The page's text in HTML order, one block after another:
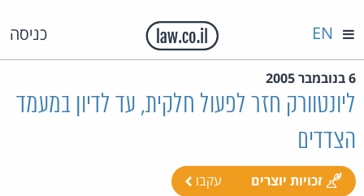
כניסה EN
6 בנובמבר 2005
ליונטוורק חזר לפעול חלקית, עד לדיון במעמד
הצדדים
זכויות יוצרים עקבו